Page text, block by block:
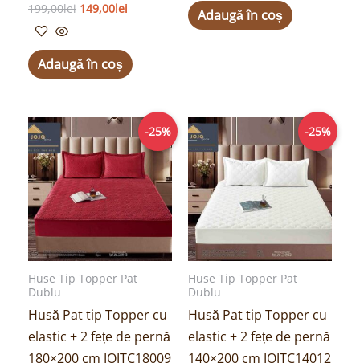
199,00lei 149,00lei
Adaugă în coș
Adaugă în coș
-25%
Huse Tip Topper Pat
Dublu
Husă Pat tip Topper cu
elastic + 2 fețe de pernă
180×200 cm JOJTC18009
Prețul
inițial
a
fost:
199,00lei.
Prețul
curent
este:
149,00lei.
-25%
Huse Tip Topper Pat
Dublu
Husă Pat tip Topper cu
elastic + 2 fețe de pernă
140×200 cm JOJTC14012
Prețul
fost:
199,00lei.
Prețul
curent
este:
149,00lei.